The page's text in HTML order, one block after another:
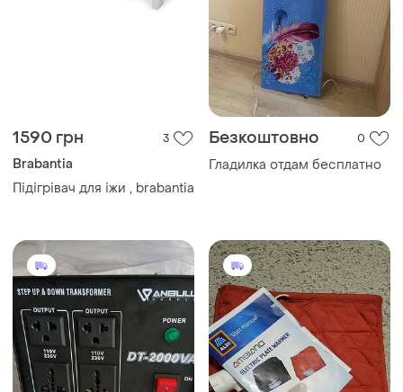
1590 грн 3
Brabantia
Підігрівач для іжи , brabantia
Безкоштовно 0
Гладилка отдам бесплатно